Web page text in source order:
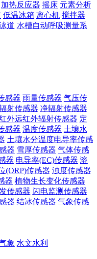
加热反应器 摇床 元素分析
低温冰箱 离心机 搅拌器
道 水槽自动呼吸测量系
感器 雨量传感器 气压传
射传感器 净辐射传感器
外远红外辐射传感器 定
感器 温度传感器 土壤水
土壤水分温度电导率传感
器 雪厚传感器 气体传感
器 电导率(EC)传感器 溶
(ORP)传感器 浊度传感器
器 植物生长变化传感器
传感器 闪电监测传感器
器 结冰传感器 气象传感
象 水文水利